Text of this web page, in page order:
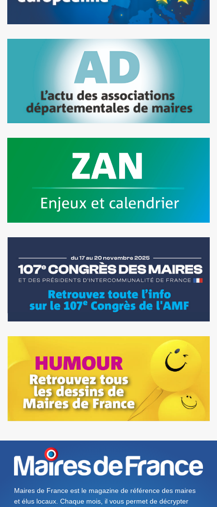
Maires de France est le magazine de référence des maires
et élus locaux. Chaque mois, il vous permet de décrypter